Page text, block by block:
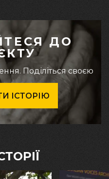
ДО
Поділіться своєю
ІСТОРІЮ